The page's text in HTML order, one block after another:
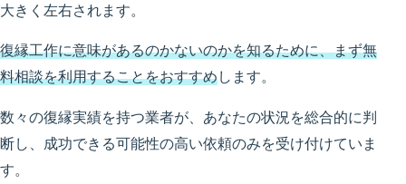
大きく左右されます。
復縁工作に意味があるのかないのかを知るために、まず無
料相談を利用することをおすすめします。
数々の復縁実績を持つ業者が、あなたの状況を総合的に判
断し、成功できる可能性の高い依頼のみを受け付けていま
す。